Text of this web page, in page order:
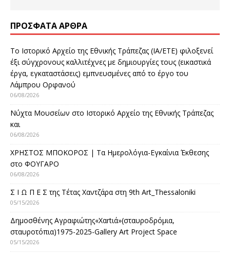
ΠΡΌΣΦΑΤΑ ΆΡΘΡΑ
Το Ιστορικό Αρχείο της Εθνικής Τράπεζας (ΙΑ/ΕΤΕ) φιλοξενεί
έξι σύγχρονους καλλιτέχνες με δημιουργίες τους (εικαστικά
έργα, εγκαταστάσεις) εμπνευσμένες από το έργο του
Λάμπρου Ορφανού
06/08/2026
Νύχτα Μουσείων στο Ιστορικό Αρχείο της Εθνικής Τράπεζας
και
06/08/2026
ΧΡΗΣΤΟΣ ΜΠΟΚΟΡΟΣ | Τα Ημερολόγια-Εγκαίνια Έκθεσης
στο ΦΟΥΓΑΡΟ
06/08/2026
Σ Ι Ω Π Ε Σ της Τέτας Χαντζάρα στη 9th Art_Thessaloniki
05/15/2026
Δημοσθένης Αγραφιώτης«Xαrtιά»(σταυροδρόμια,
σταυροτόπια)1975-2025-Gallery Art Project Space
05/15/2026